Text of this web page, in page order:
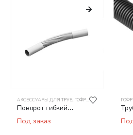
,МЕТАЛЛОРУКАВ
АКСЕССУАРЫ ДЛЯ ТРУБ, ГОФРИРОВАННЫЕ ТРУБЫ
Поворот гибкий
гофрированный
соединительный
Под заказ